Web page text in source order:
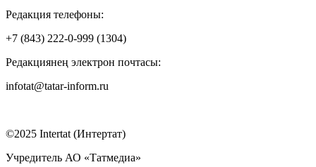
Редакция телефоны:
+7 (843) 222-0-999 (1304)
Редакциянең электрон почтасы:
infotat@tatar-inform.ru
©2025 Intertat (Интертат)
Учредитель АО «Татмедиа»